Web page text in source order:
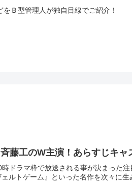
Ｂ型管理人が独自目線でご紹介！
藤工のW主演！あらすじキャ
ドラマ枠で放送される事が決まった
ルトゲーム』といった名作を次々に生